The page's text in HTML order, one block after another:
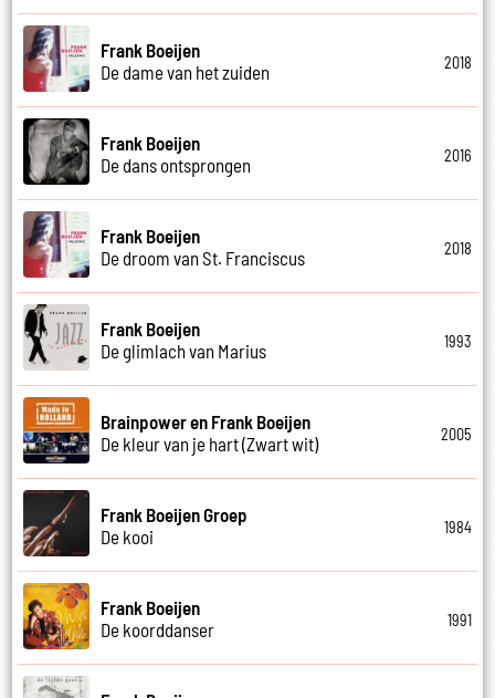
Frank Boeijen
De dame van het zuiden
2018
Frank Boeijen
De dans ontsprongen
2016
Frank Boeijen
De droom van St. Franciscus
2018
Frank Boeijen
De glimlach van Marius
1993
Brainpower en Frank Boeijen
De kleur van je hart (Zwart wit)
2005
Frank Boeijen Groep
De kooi
1984
Frank Boeijen
De koorddanser
1991